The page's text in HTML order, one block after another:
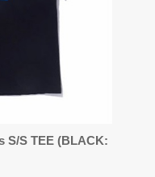
S/S TEE (BLACK: